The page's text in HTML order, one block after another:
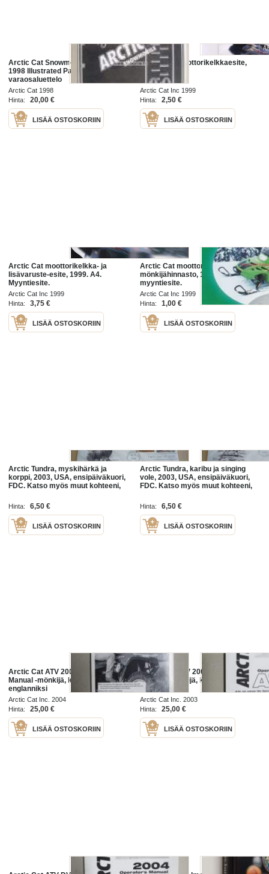
Arctic Cat Snowmobile ZR 500
1998 Illustrated Parts Manual -
varaosaluettelo
Arctic Cat 1998
Hinta:
20,00 €
LISÄÄ OSTOSKORIIN
Arctic Cat moottorikelkkaesite,
1999.
Arctic Cat Inc 1999
Hinta:
2,50 €
LISÄÄ OSTOSKORIIN
Arctic Cat moottorikelkka- ja
lisävaruste-esite, 1999. A4.
Myyntiesite.
Arctic Cat Inc 1999
Hinta:
3,75 €
LISÄÄ OSTOSKORIIN
Arctic Cat moottorikelkka- ja
mönkijähinnasto, 1999. Hinnasto,
myyntiesite.
Arctic Cat Inc 1999
Hinta:
1,00 €
LISÄÄ OSTOSKORIIN
Arctic Tundra, myskihärkä ja
korppi, 2003, USA, ensipäiväkuori,
FDC. Katso myös muut kohteeni,
amerikkalaista ensipäiväkuorta
Hinta: 6,50 €
LISÄÄ OSTOSKORIIN
Arctic Tundra, karibu ja singing
vole, 2003, USA, ensipäiväkuori,
FDC. Katso myös muut kohteeni,
amerikkalaista ensipäiväkuorta
Hinta: 6,50 €
LISÄÄ OSTOSKORIIN
Arctic Cat ATV 2005 Operator´s
Manual -mönkijä, käyttöohjekirja
englanniksi
Arctic Cat Inc. 2004
Hinta:
25,00 €
LISÄÄ OSTOSKORIIN
Arctic Cat ATV 2004 Operator´s
Manual -mönkijä, käyttöohjekirja
englanniksi
Arctic Cat Inc. 2003
Hinta:
25,00 €
LISÄÄ OSTOSKORIIN